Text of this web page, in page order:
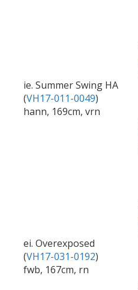
ie. Summer Swing HA
(VH17-011-0049)
hann, 169cm, vrn
ei. Overexposed
(VH17-031-0192)
fwb, 167cm, rn